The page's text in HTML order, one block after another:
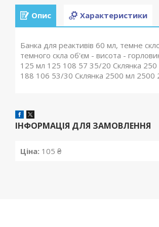
Опис Характеристики
Банка для реактивів 60 мл, темне
темного скла об'єм - висота -
125 мл 125 108 57 35/20 Склянка
188 106 53/30 Склянка 2500 мл
ІНФОРМАЦІЯ ДЛЯ ЗАМОВЛЕННЯ
Ціна: 105 ₴